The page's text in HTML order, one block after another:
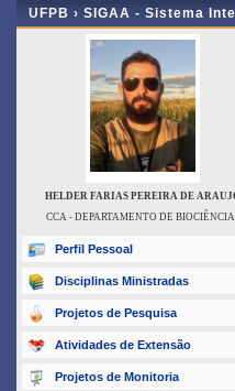
UFPB › SIGAA - Sistema
HELDER FARIAS PEREIRA DE
CCA - DEPARTAMENTO DE
Perfil Pessoal
Disciplinas Ministradas
Projetos de Pesquisa
Atividades de Extensão
Projetos de Monitoria